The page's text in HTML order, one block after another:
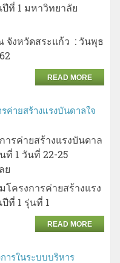
ที่ 1 มหาวิทยาลัย
จังหวัดสระแก้ว : วันพุธ
READ MORE
ค่ายสร้างแรงบันดาลใจ
ารค่ายสร้างแรงบันดาล
ที่ 1 วันที่ 22-25
ย
โครงการค่ายสร้างแรง
ที่ 1 รุ่นที่ 1
READ MORE
ารในระบบบริหาร